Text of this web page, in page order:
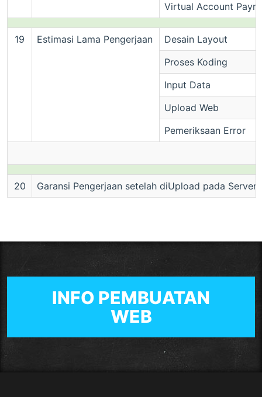
Virtual Account
19 Estimasi Lama Pengerjaan
Desain Layout
Proses Koding
Input Data
Upload Web
Pemeriksaan Error
20 Garansi Pengerjaan setelah diUpload pada Server
INFO PEMBUATAN
WEB